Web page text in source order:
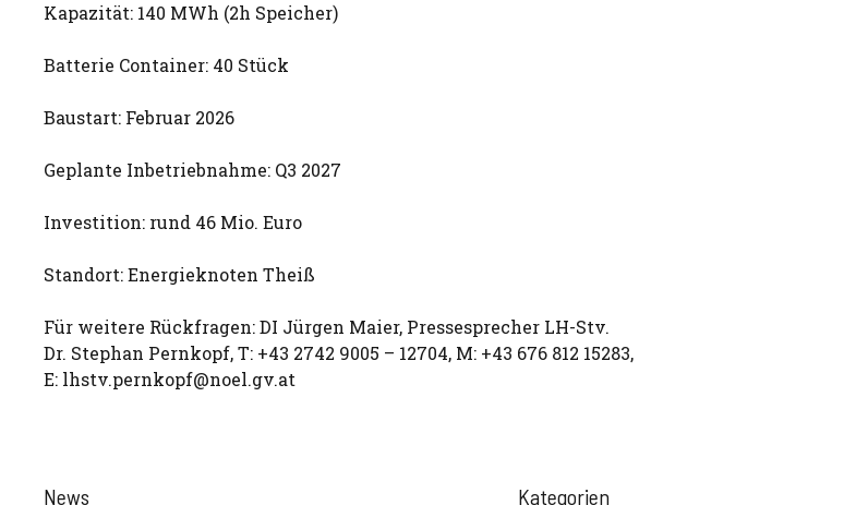
Kapazität: 140 MWh (2h Speicher)
Batterie Container: 40 Stück
Baustart: Februar 2026
Geplante Inbetriebnahme: Q3 2027
Investition: rund 46 Mio. Euro
Standort: Energieknoten Theiß
Für weitere Rückfragen: DI Jürgen Maier, Pressesprecher LH-Stv.
Dr. Stephan Pernkopf, T: +43 2742 9005 – 12704, M: +43 676 812 15283,
E: lhstv.pernkopf@noel.gv.at
News Kategorien